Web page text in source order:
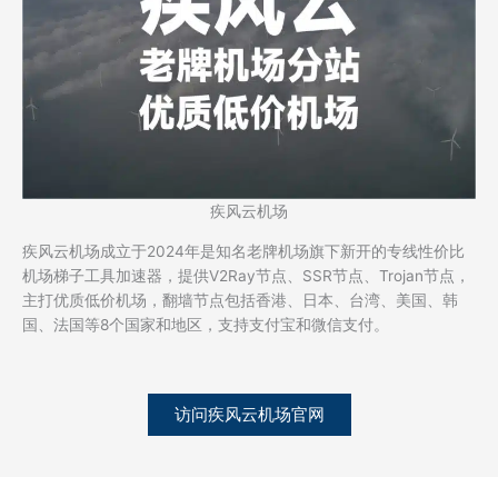
疾风云机场
疾风云机场成立于2024年是知名老牌机场旗下新开的专线性价比
机场梯子工具加速器，提供V2Ray节点、SSR节点、Trojan节点，
主打优质低价机场，翻墙节点包括香港、日本、台湾、美国、韩
国、法国等8个国家和地区，支持支付宝和微信支付。
访问疾风云机场官网